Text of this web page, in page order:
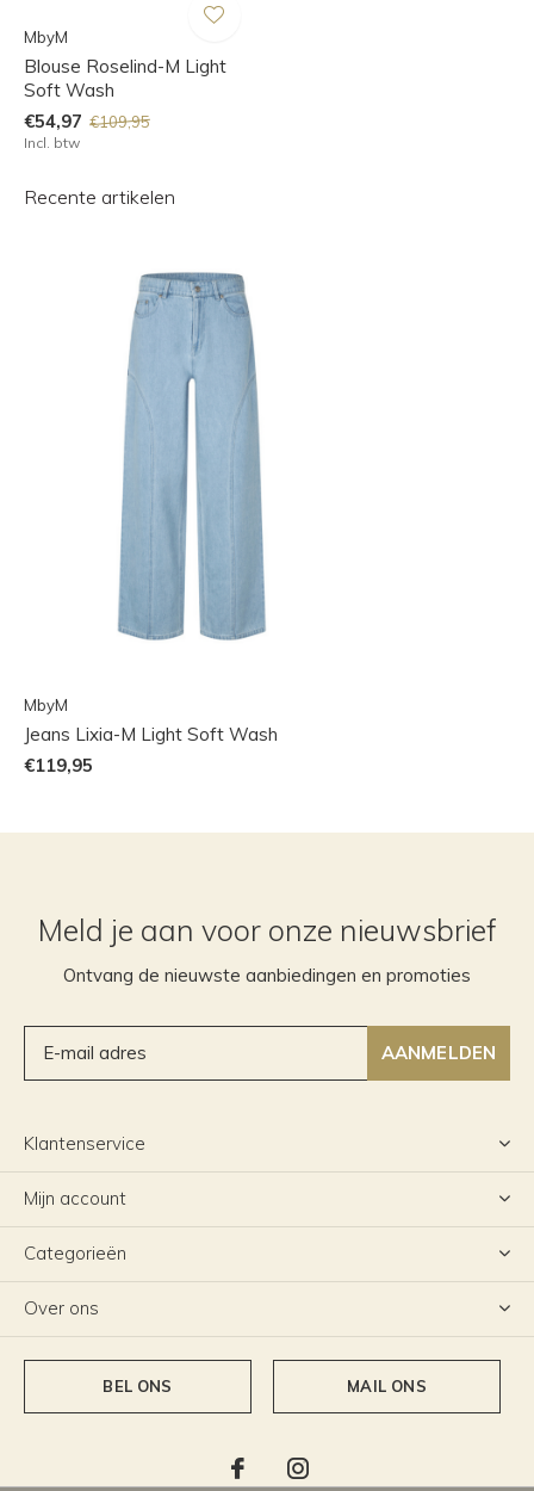
MbyM
Blouse Roselind-M Light
Soft Wash
€54,97 €109,95
Incl. btw
Recente artikelen
MbyM
Jeans Lixia-M Light Soft Wash
€119,95
Meld je aan voor onze nieuwsbrief
Ontvang de nieuwste aanbiedingen en promoties
AANMELDEN
Klantenservice
Mijn account
Categorieën
Over ons
BEL ONS MAIL ONS